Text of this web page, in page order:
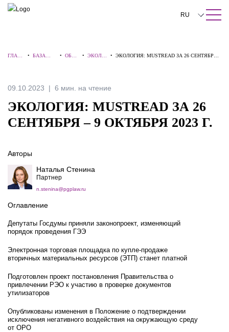
ПОИСК ПО САЙТУ Закрыть
RU
中文
Italiano
ГЛАВ
• БАЗА
•ОБЗО
•ЭКОЛО
• ЭКОЛОГИЯ: MUSTREAD ЗА 26 СЕНТЯБРЯ –
09.10.2023 6 мин. на чтение
ЭКОЛОГИЯ: MUSTREAD ЗА 26
СЕНТЯБРЯ – 9 ОКТЯБРЯ 2023 Г.
Авторы
Наталья Стенина
Партнер
n.stenina@pgplaw.ru
Оглавление
Депутаты Госдумы приняли законопроект, изменяющий
порядок проведения ГЭЭ
Электронная торговая площадка по купле-продаже
вторичных материальных ресурсов (ЭТП) станет платной
Подготовлен проект постановления Правительства о
привлечении РЭО к участию в проверке документов
утилизаторов
Опубликованы изменения в Положение о подтверждении
исключения негативного воздействия на окружающую среду
от ОРО